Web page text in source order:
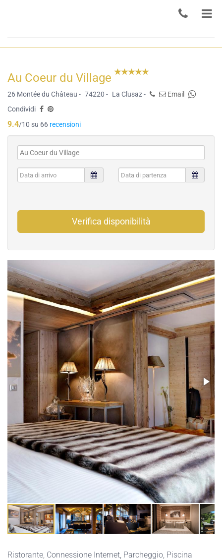
Au Coeur du Village
26 Montée du Château - 74220 - La Clusaz -
Email
Condividi
9.4/10 su 66 recensioni
Verifica disponibilità
Ristorante, Connessione Internet, Parcheggio, Piscina